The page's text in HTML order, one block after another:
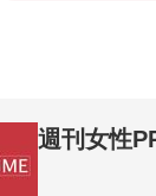
週刊女性